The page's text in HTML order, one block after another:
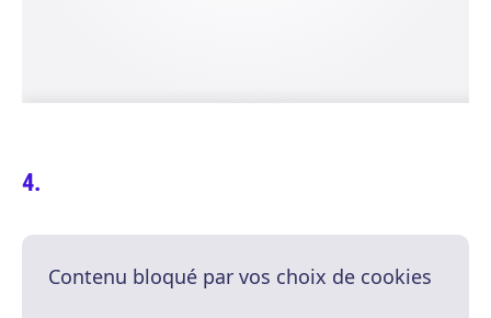
Contenu bloqué par vos choix de cookies